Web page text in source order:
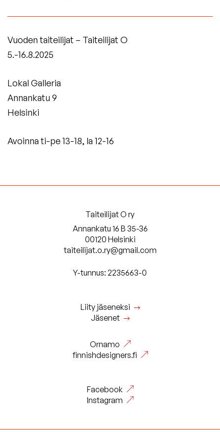
uuteen
Vuoden taiteilijat – Taiteilijat O
5.-16.8.2025
Lokal Galleria
Annankatu 9
Helsinki
Avoinna ti-pe 13-18, la 12-16
Taiteilijat O ry
Annankatu 16 B 35-36
00120 Helsinki
taiteilijat.o.ry@gmail.com
Y-tunnus: 2235663-0
Liity jäseneksi
Jäsenet
Ornamo
finnishdesigners.fi
Facebook
Instagram